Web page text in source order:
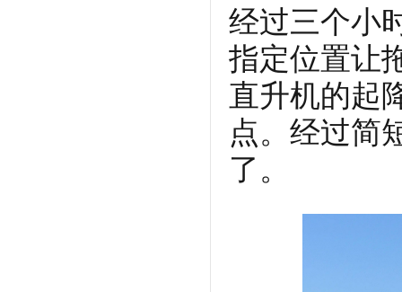
经过三个小
指定位置让
直升机的起
点。经过简
了。